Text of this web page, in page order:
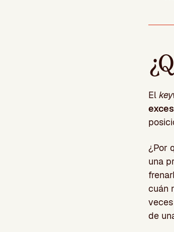
El
¿Por
una
cuán
de